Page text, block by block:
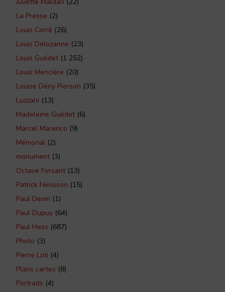
La Presse (2)
Louis Corré (26)
Louis Delozanne (23)
Louis Guédet(1 252)
Louis Mencière (20)
Louise Dény Pierson (35)
Luzzani (13)
Madeleine Guédet(6)
Marcel Marenco (9)
Mémorial (2)
monument(3)
Octave Forsant(13)
Patrick Nerisson (15)
Paul Devin (1)
Paul Dupuy (64)
Paul Hess (687)
Photo (3)
Pierre Loti (4)
Plans cartes (8)
Portraits (4)